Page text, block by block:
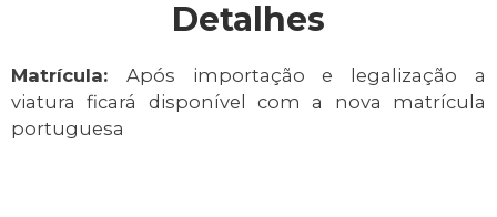
Detalhes
Matrícula: Após importação e legalização a
viatura ficará disponível com a nova matrícula
portuguesa